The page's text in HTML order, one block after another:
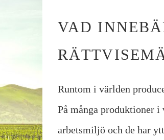
VAD
Runtom i världen
På många produktioner
arbetsmiljö och de har